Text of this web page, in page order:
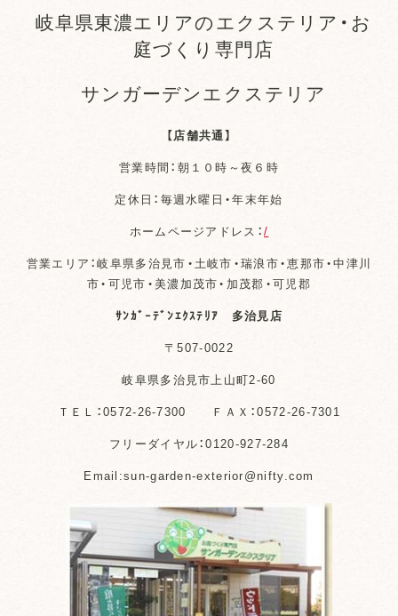
岐阜県東濃エリアのエクステリア・お
庭づくり専門店
サンガーデンエクステリア
【店舗共通】
営業時間：朝１０時～夜６時
定休日：毎週水曜日・年末年始
ホームページアドレス：/
営業エリア：岐阜県多治見市・土岐市・瑞浪市・恵那市・中津川
市・可児市・美濃加茂市・加茂郡・可児郡
ｻﾝｶﾞｰﾃﾞﾝｴｸｽﾃﾘｱ 多治見店
〒507-0022
岐阜県多治見市上山町2-60
ＴＥＬ：0572-26-7300 ＦＡＸ：0572-26-7301
フリーダイヤル：0120-927-284
Email:sun-garden-exterior@nifty.com